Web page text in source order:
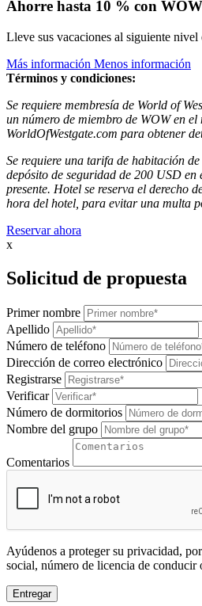
Ahorre hasta 10 % con
Lleve sus vacaciones al siguiente nivel
Más información Menos información
Términos y condiciones:
Se requiere membresía de World of
un número de miembro de WOW en
WorldOfWestgate.com para obtener
Se requiere una tarifa de habitación
depósito de seguridad de 200 USD
presente. Hotel se reserva el derecho
hora del hotel, para evitar una multa
Reservar ahora
x
Solicitud de propuesta
Primer nombre
Apellido
Número de teléfono
Dirección de correo electrónico
Registrarse
Verificar
Número de dormitorios
Nombre del grupo
Comentarios
Ayúdenos a proteger su privacidad,
social, número de licencia de conducir
Entregar